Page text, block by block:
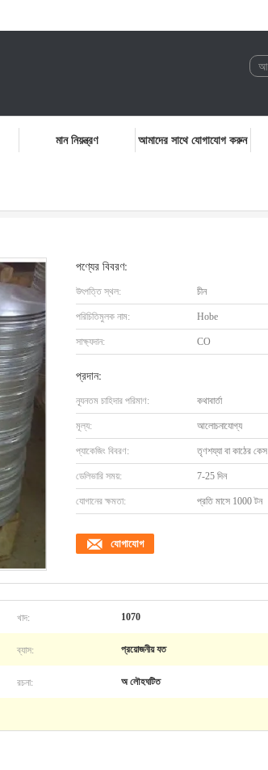
মান নিয়ন্ত্রণ আমাদের সাথে যোগাযোগ করুন
পণ্যের বিবরণ:
উৎপত্তি স্থল: চীন
পরিচিতিমুলক নাম: Hobe
সাক্ষ্যদান: CO
প্রদান:
ন্যূনতম চাহিদার পরিমাণ: কথাবার্তা
মূল্য: আলোচনাযোগ্য
প্যাকেজিং বিবরণ: তৃণশয্যা বা কাঠের কেস
ডেলিভারি সময়: 7-25 দিন
যোগানের ক্ষমতা: প্রতি মাসে 1000 টন
যোগাযোগ
খাদ: 1070
ব্যাস: প্রয়োজনীয় যত
রচনা: অ লৌহঘটিত